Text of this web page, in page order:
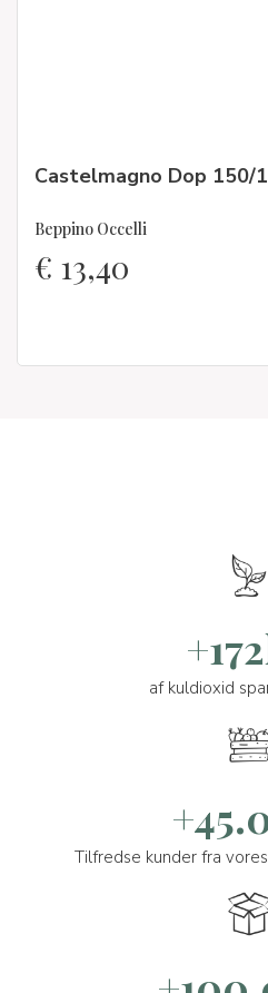
Castelmagno Dop 150/
Beppino Occelli
€ 13,40
af kuldioxid
Tilfredse kunder fra